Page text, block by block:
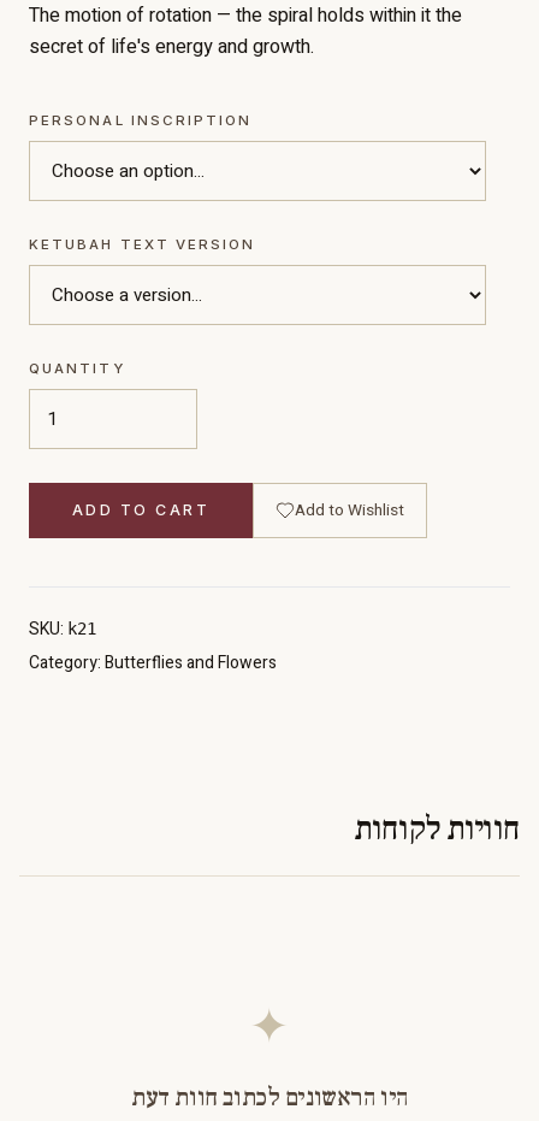
The motion of rotation — the spiral holds within it the
secret of life's energy and growth.
PERSONAL INSCRIPTION
KETUBAH TEXT VERSION
QUANTITY
ADD TO CART Add to Wishlist
SKU: k21
Category:Butterflies and Flowers
חוויות לקוחות
✦
היו הראשונים לכתוב חוות דעת